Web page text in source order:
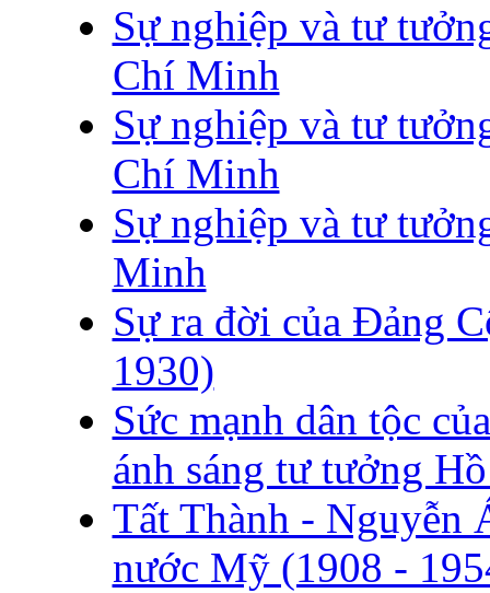
Sự nghiệp và tư
Chí Minh
Sự nghiệp và tư
Chí Minh
Sự nghiệp và tư
Minh
Sự ra đời của Đảng
1930)
Sức mạnh dân tộc
ánh sáng tư tưởng
Tất Thành -
nước Mỹ (1908 -